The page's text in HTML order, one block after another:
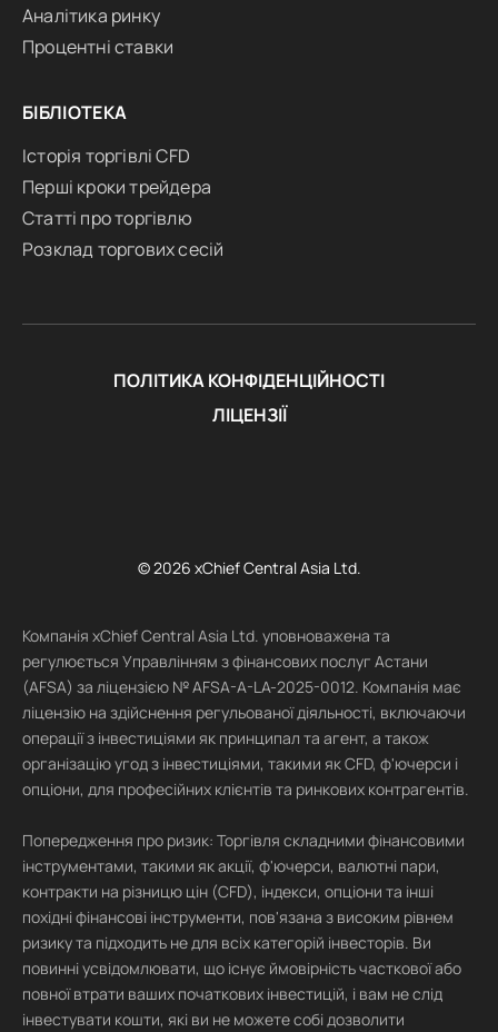
Аналітика ринку
Процентні ставки
БІБЛІОТЕКА
Історія торгівлі CFD
Перші кроки трейдера
Статті про торгівлю
Розклад торгових сесій
ПОЛІТИКА КОНФІДЕНЦІЙНОСТІ
ЛІЦЕНЗІЇ
© 2026 xChief Central Asia Ltd.
Компанія xChief Central Asia Ltd. уповноважена та
регулюється Управлінням з фінансових послуг Астани
(AFSA) за ліцензією № AFSA-A-LA-2025-0012. Компанія має
ліцензію на здійснення регульованої діяльності, включаючи
операції з інвестиціями як принципал та агент, а також
організацію угод з інвестиціями, такими як CFD, ф'ючерси і
опціони, для професійних клієнтів та ринкових контрагентів.
Попередження про ризик: Торгівля складними фінансовими
інструментами, такими як акції, ф'ючерси, валютні пари,
контракти на різницю цін (CFD), індекси, опціони та інші
похідні фінансові інструменти, пов'язана з високим рівнем
ризику та підходить не для всіх категорій інвесторів. Ви
повинні усвідомлювати, що існує ймовірність часткової або
повної втрати ваших початкових інвестицій, і вам не слід
інвестувати кошти, які ви не можете собі дозволити